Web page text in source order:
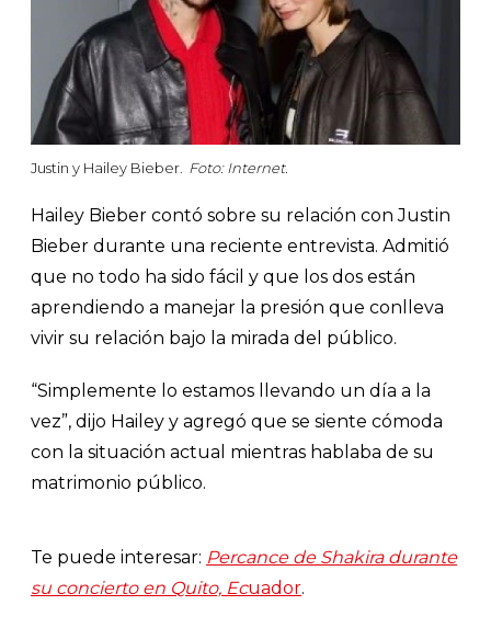
Justin y Hailey Bieber. Foto: Internet.
Hailey Bieber contó sobre su relación con Justin
Bieber durante una reciente entrevista. Admitió
que no todo ha sido fácil y que los dos están
aprendiendo a manejar la presión que conlleva
vivir su relación bajo la mirada del público.
“Simplemente lo estamos llevando un día a la
vez”, dijo Hailey y agregó que se siente cómoda
con la situación actual mientras hablaba de su
matrimonio público.
Te puede interesar: Percance de Shakira durante
su concierto en Quito, Ecuador.